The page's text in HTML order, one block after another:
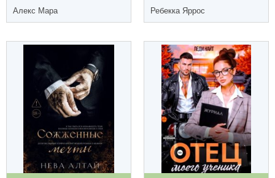
Алекс Мара Ребекка Яррос